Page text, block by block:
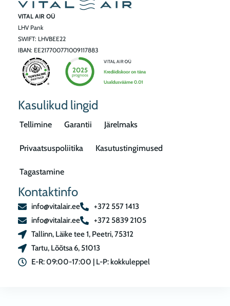
VITAL AIR OÜ
LHV Pank
SWIFT: LHVBEE22
IBAN: EE217700771009117883
Kasulikud lingid
Tellimine Garantii Järelmaks
Privaatsuspoliitika Kasutustingimused
Tagastamine
Kontaktinfo
info@vitalair.ee
+372 557 1413
info@vitalair.ee
+372 5839 2105
Tallinn, Läike tee 1, Peetri, 75312
Tartu, Lõõtsa 6, 51013
E-R: 09:00-17:00 | L-P: kokkuleppel